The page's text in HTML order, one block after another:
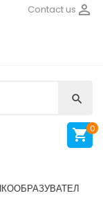

Contact us

 0